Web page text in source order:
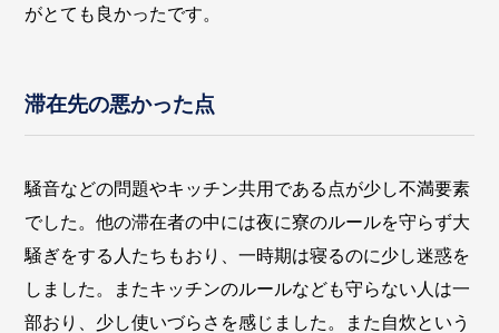
がとても良かったです。
滞在先の悪かった点
騒音などの問題やキッチン共用である点が少し不満要素
でした。他の滞在者の中には夜に寮のルールを守らず大
騒ぎをする人たちもおり、一時期は寝るのに少し迷惑を
しました。またキッチンのルールなども守らない人は一
部おり、少し使いづらさを感じました。また自炊という